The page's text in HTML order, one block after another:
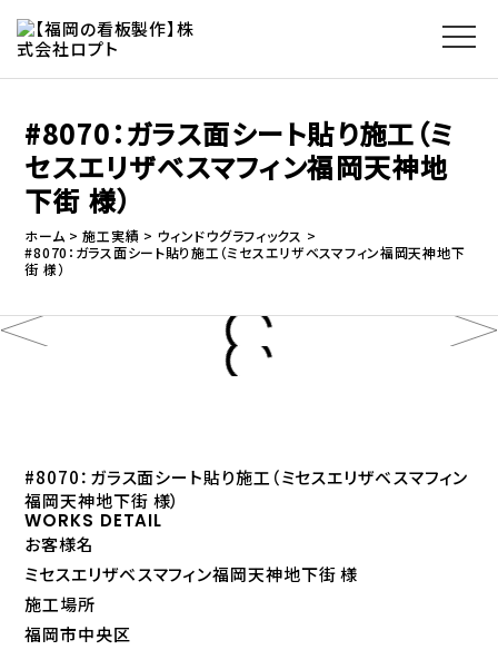
#8070：ガラス面シート貼り施工（ミ
セスエリザベスマフィン福岡天神地
下街 様）
ホーム 施工実績
ウィンドウグラフィックス
#8070：ガラス面シート貼り施工（ミセスエリザベスマフィン福岡天神地下
街 様）
#8070：ガラス面シート貼り施工（ミセスエリザベスマフィン
福岡天神地下街 様）
WORKS DETAIL
お客様名
ミセスエリザベスマフィン福岡天神地下街 様
施工場所
福岡市中央区